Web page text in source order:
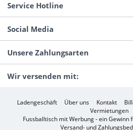
Service Hotline
Social Media
Unsere Zahlungsarten
Wir versenden mit:
Ladengeschäft Über uns Kontakt
Vermietungen
Fussballtisch mit Werbung - ein Gewinn
Versand- und